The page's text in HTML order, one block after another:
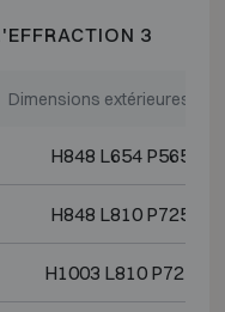
3
Dimensions extérieures
H848 L654 P565
H848 L810 P725
H1003 L810 P725